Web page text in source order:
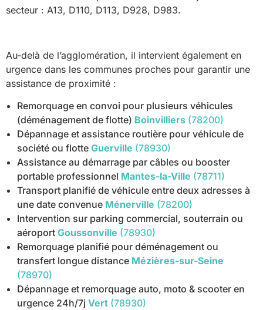
secteur : A13, D110, D113, D928, D983.
Au-delà de l’agglomération, il intervient également en
urgence dans les communes proches pour garantir une
assistance de proximité :
Remorquage en convoi pour plusieurs véhicules
(déménagement de flotte) Boinvilliers (78200)
Dépannage et assistance routière pour véhicule de
société ou flotte Guerville (78930)
Assistance au démarrage par câbles ou booster
portable professionnel Mantes-la-Ville (78711)
Transport planifié de véhicule entre deux adresses à
une date convenue Ménerville (78200)
Intervention sur parking commercial, souterrain ou
aéroport Goussonville (78930)
Remorquage planifié pour déménagement ou
transfert longue distance Mézières-sur-Seine
(78970)
Dépannage et remorquage auto, moto & scooter en
urgence 24h/7j Vert (78930)